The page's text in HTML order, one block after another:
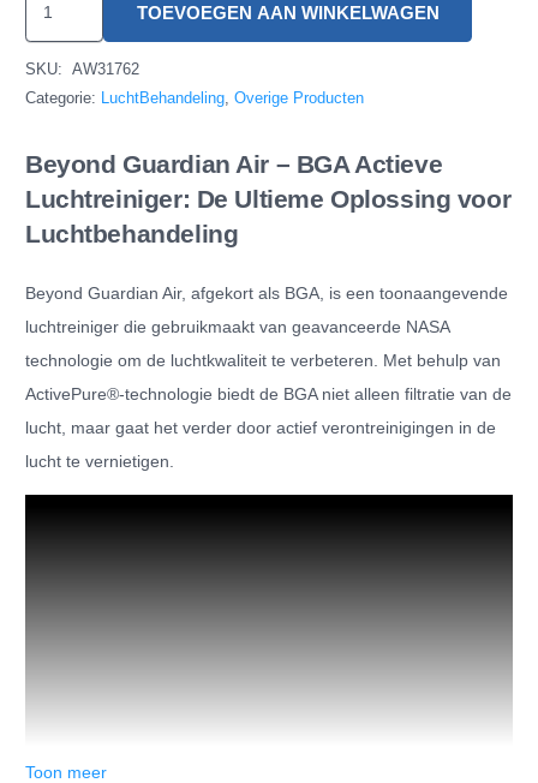
Guardian
Air
-
ActivePure
Luchtreiniger
hoeveelheid
TOEVOEGEN AAN WINKELWAGEN
SKU:
AW31762
Categorie: LuchtBehandeling, Overige Producten
Beyond Guardian Air – BGA Actieve
Luchtreiniger: De Ultieme Oplossing voor
Luchtbehandeling
Beyond Guardian Air, afgekort als BGA, is een toonaangevende
luchtreiniger die gebruikmaakt van geavanceerde NASA
technologie om de luchtkwaliteit te verbeteren. Met behulp van
ActivePure®-technologie biedt de BGA niet alleen filtratie van de
lucht, maar gaat het verder door actief verontreinigingen in de
lucht te vernietigen.
Toon meer